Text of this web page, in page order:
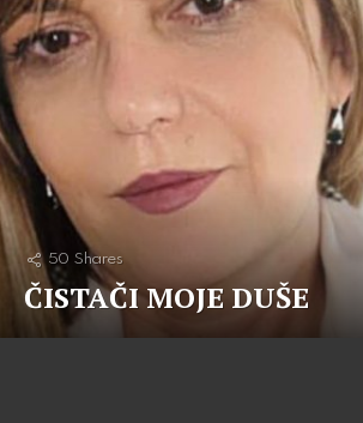
50 Shares
ČISTAČI MOJE DUŠE